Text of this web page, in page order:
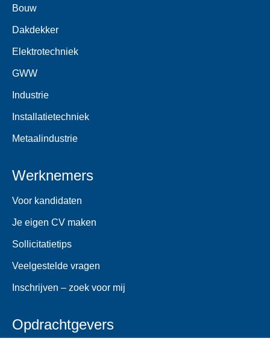
Bouw
Dakdekker
Elektrotechniek
GWW
Industrie
Installatietechniek
Metaalindustrie
Werknemers
Voor kandidaten
Je eigen CV maken
Sollicitatietips
Veelgestelde vragen
Inschrijven – zoek voor mij
Opdrachtgevers